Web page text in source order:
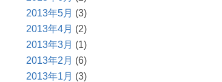
2013年5月 (3)
2013年4月 (2)
2013年3月 (1)
2013年2月 (6)
2013年1月 (3)